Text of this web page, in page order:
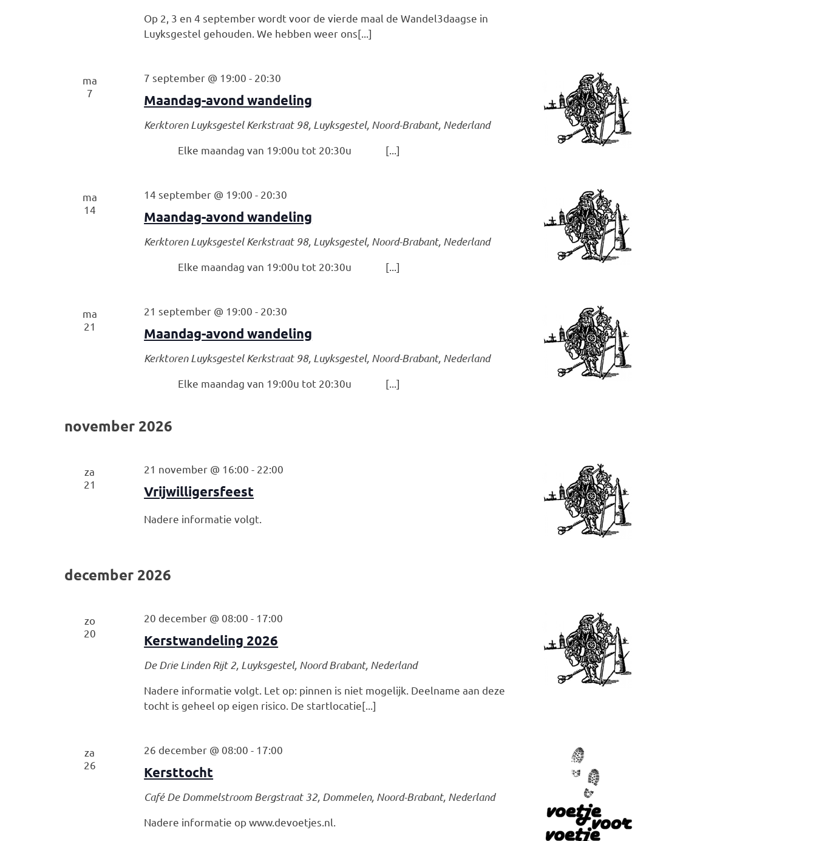
Op 2, 3 en 4 september wordt voor de vierde maal de Wandel3daagse in
Luyksgestel gehouden. We hebben weer ons[...]
ma
7
Maandag-avond wandeling
7 september @ 19:00 - 20:30
Kerktoren LuyksgestelKerkstraat 98, Luyksgestel, Noord-Brabant, Nederland
Elke maandag van 19:00u tot 20:30u [...]
ma
14
Maandag-avond wandeling
14 september @ 19:00 - 20:30
Kerktoren LuyksgestelKerkstraat 98, Luyksgestel, Noord-Brabant, Nederland
Elke maandag van 19:00u tot 20:30u [...]
ma
21
Maandag-avond wandeling
21 september @ 19:00 - 20:30
Kerktoren LuyksgestelKerkstraat 98, Luyksgestel, Noord-Brabant, Nederland
Elke maandag van 19:00u tot 20:30u [...]
november 2026
za
21
Vrijwilligersfeest
21 november @ 16:00 - 22:00
Nadere informatie volgt.
december 2026
zo
20
Kerstwandeling 2026
20 december @ 08:00 - 17:00
De Drie LindenRijt 2, Luyksgestel, Noord Brabant, Nederland
Nadere informatie volgt. Let op: pinnen is niet mogelijk. Deelname aan deze
tocht is geheel op eigen risico. De startlocatie[...]
za
26
Kersttocht
26 december @ 08:00 - 17:00
Café De DommelstroomBergstraat 32, Dommelen, Noord-Brabant, Nederland
Nadere informatie op www.devoetjes.nl.